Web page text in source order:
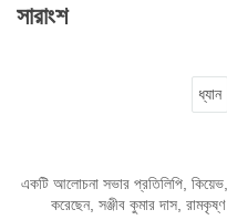
সারাংশ
ধ্যান
একটি আলোচনা সভার প্রতিলিপি,
করেছেন, সঞ্জীব কুমার দাস, রামকৃষ্ণ